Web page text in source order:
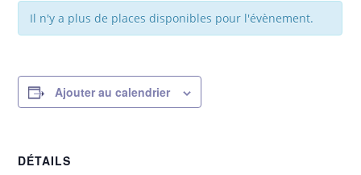
Il n'y a plus de places disponibles pour l'évènement.
Ajouter au calendrier
DÉTAILS